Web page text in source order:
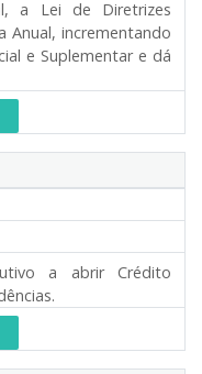
a Lei de Diretrizes
Anual, incrementando
e Suplementar e dá
a abrir Crédito